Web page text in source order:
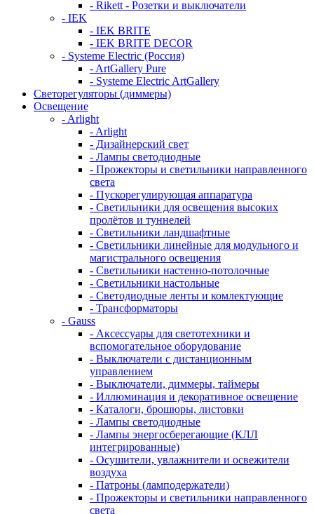
- Rikett - Розетки и выключатели
- IEK
- IEK BRITE
- IEK BRITE DECOR
- Systeme Electric (Россия)
- ArtGallery Pure
- Systeme Electric ArtGallery
Светорегуляторы (диммеры)
Освещение
- Arlight
- Arlight
- Дизайнерский свет
- Лампы светодиодные
- Прожекторы и светильники направленного
света
- Пускорегулирующая аппаратура
- Светильники для освещения высоких
пролётов и туннелей
- Светильники ландшафтные
- Светильники линейные для модульного и
магистрального освещения
- Светильники настенно-потолочные
- Светильники настольные
- Светодиодные ленты и комлектующие
- Трансформаторы
- Gauss
- Аксессуары для светотехники и
вспомогательное оборудование
- Выключатели с дистанционным
управлением
- Выключатели, диммеры, таймеры
- Иллюминация и декоративное освещение
- Каталоги, брошюры, листовки
- Лампы светодиодные
- Лампы энергосберегающие (КЛЛ
интегрированные)
- Осушители, увлажнители и освежители
воздуха
- Патроны (ламподержатели)
- Прожекторы и светильники направленного
света